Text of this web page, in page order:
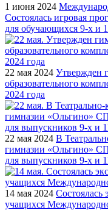
1 июня 2024
Состоялась игровая
для обучающихся 9-х и
22 мая 2024 Утвержден
образовательного
2024 года
22 мая 2024 В
гимназии «Ольгино»
для выпускников 9-х и
14 мая 2024 Состоялась
учащихся